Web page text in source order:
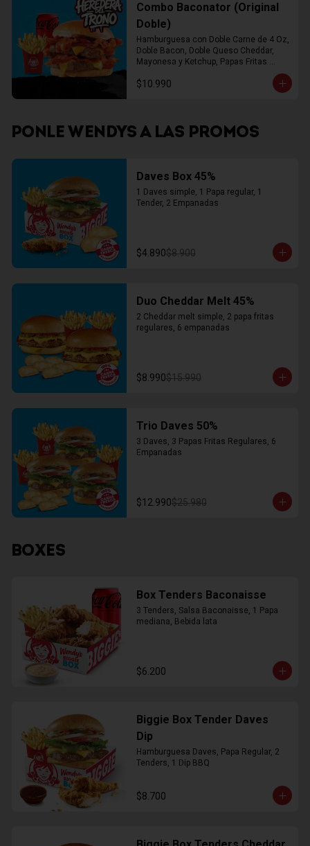
Combo Baconator (Original
Doble)
Hamburguesa con Doble Carne de 4 Oz,
Doble Bacon, Doble Queso Cheddar,
Mayonesa y Ketchup, Papas Fritas
$10.990
PONLE WENDYS A LAS PROMOS
Daves Box 45%
1 Daves simple, 1 Papa regular, 1
Tender, 2 Empanadas
$4.890$8.900
Duo Cheddar Melt 45%
2 Cheddar melt simple, 2 papa fritas
regulares, 6 empanadas
$8.990$15.990
Trio Daves 50%
3 Daves, 3 Papas Fritas Regulares, 6
Empanadas
$12.990$25.980
BOXES
Box Tenders Baconaisse
3 Tenders, Salsa Baconaisse, 1 Papa
mediana, Bebida lata
$6.200
Biggie Box Tender Daves
Dip
Hamburguesa Daves, Papa Regular, 2
Tenders, 1 Dip BBQ
$8.700